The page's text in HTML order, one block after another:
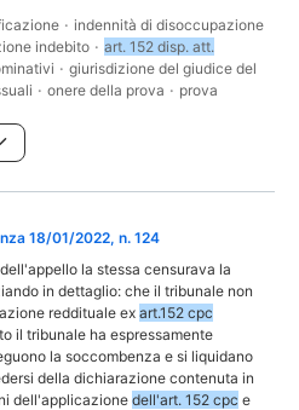
· indennità di disoccupazione
indebito · art. 152 disp. att.
· giurisdizione del giudice del
· onere della prova · prova
18/01/2022, n. 124
la stessa censurava la
in dettaglio: che il tribunale non
reddituale ex art.152 cpc
il tribunale ha espressamente
la soccombenza e si liquidano
della dichiarazione contenuta in
dell'applicazione dell'art. 152 cpc e